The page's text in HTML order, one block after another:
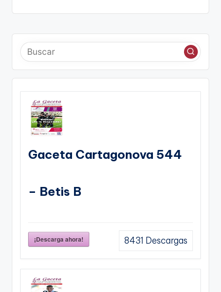
Gaceta Cartagonova 544
– Betis B
¡Descarga ahora! 8431 Descargas